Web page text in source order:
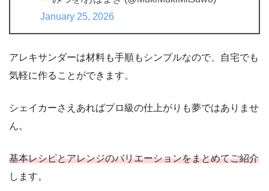
January 25, 2026
アレキサンダーは材料も手順もシンプルなので、自宅でも
気軽に作ることができます。
シェイカーさえあればプロ級の仕上がりも夢ではありませ
ん。
基本レシピとアレンジのバリエーションをまとめてご紹介
します。